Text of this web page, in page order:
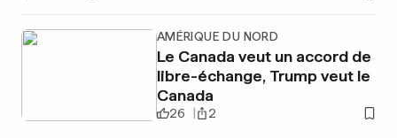
AMÉRIQUE DU NORD
Le Canada veut un accord de
libre-échange, Trump veut le
Canada
26 2